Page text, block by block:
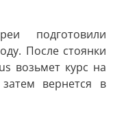
подготовили
После стоянки
возьмет курс на
вернется в